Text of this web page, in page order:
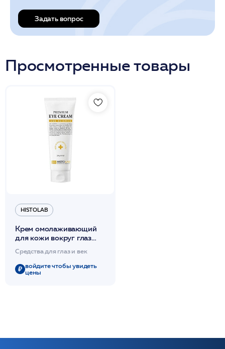
Задать вопрос
Просмотренные товары
HISTOLAB
Крем омолаживающий
для кожи вокруг глаз
"Премиум" с маслом Ши /
Premium eye cream 250гр
/HISTOLAB*
Средства для глаз и век
войдите чтобы увидеть
цены